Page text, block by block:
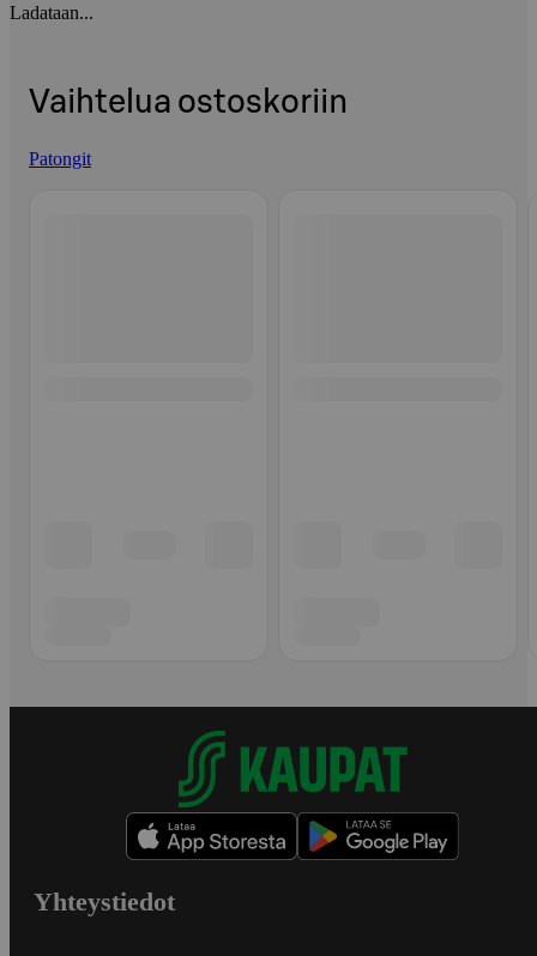
Ladataan...
Vaihtelua ostoskoriin
Patongit
Yhteystiedot